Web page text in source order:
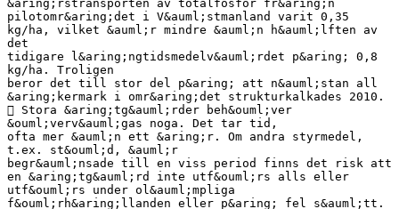
&aring;rstransporten av totalfosfor fr&aring;n
pilotomr&aring;det i V&auml;stmanland varit 0,35
kg/ha, vilket &auml;r mindre &auml;n h&auml;lften av
det
tidigare l&aring;ngtidsmedelv&auml;rdet p&aring; 0,8
kg/ha. Troligen
beror det till stor del p&aring; att n&auml;stan all
&aring;kermark i omr&aring;det strukturkalkades 2010.
 Stora &aring;tg&auml;rder beh&ouml;ver
&ouml;verv&auml;gas noga. Det tar tid,
ofta mer &auml;n ett &aring;r. Om andra styrmedel,
t.ex. st&ouml;d, &auml;r
begr&auml;nsade till en viss period finns det risk att
en &aring;tg&auml;rd inte utf&ouml;rs alls eller
utf&ouml;rs under ol&auml;mpliga
f&ouml;rh&aring;llanden eller p&aring; fel s&auml;tt.